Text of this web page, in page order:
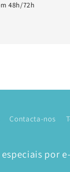
48h/72h
Contacta-nos
por